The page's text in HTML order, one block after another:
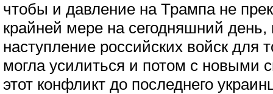
чтобы и давление на Трампа не
крайней мере на сегодняшний день,
наступление российских войск для
могла усилиться и потом с новыми
этот конфликт до последнего